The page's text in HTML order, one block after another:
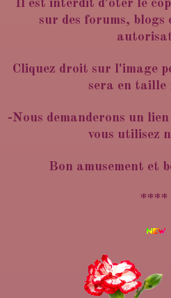
Il est interdit d'ôter le
sur des forums, blogs
Cliquez droit sur l'image
sera en taille
-Nous demanderons un
vous utilisez
Bon amusement et
****